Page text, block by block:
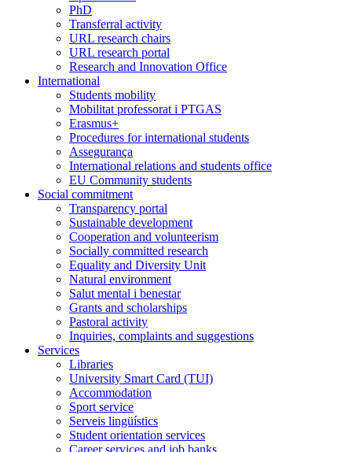
PhD
Transferral activity
URL research chairs
URL research portal
Research and Innovation Office
International
Students mobility
Mobilitat professorat i PTGAS
Erasmus+
Procedures for international students
Assegurança
International relations and students office
EU Community students
Social commitment
Transparency portal
Sustainable development
Cooperation and volunteerism
Socially committed research
Equality and Diversity Unit
Natural environment
Salut mental i benestar
Grants and scholarships
Pastoral activity
Inquiries, complaints and suggestions
Services
Libraries
University Smart Card (TUI)
Accommodation
Sport service
Serveis lingüístics
Student orientation services
Career services and job banks